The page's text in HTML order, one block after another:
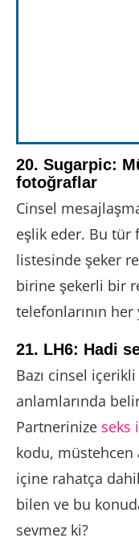
20. Sugarpic:
fotoğraflar
Cinsel
eşlik eder. Bu tür
listesinde şeker
birine şekerli bir
telefonlarının her
21. LH6: Hadi
Bazı cinsel
anlamlarında
Partnerinize seks
kodu,
içine rahatça
bilen ve bu
sevmez ki?